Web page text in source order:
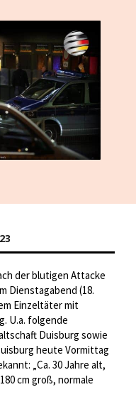
der blutigen Attacke
Dienstagabend (18.
Einzeltäter mit
U.a. folgende
Duisburg sowie
heute Vormittag
„Ca. 30 Jahre alt,
cm groß, normale